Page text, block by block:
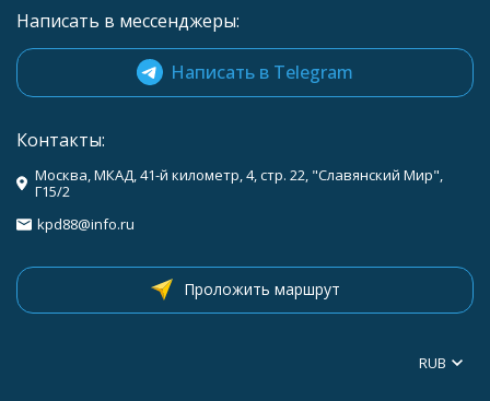
Написать в мессенджеры:
Написать в Telegram
Контакты:
Москва, МКАД, 41-й километр, 4, стр. 22, "Славянский Мир",
Г15/2
kpd88@info.ru
Проложить маршрут
RUB